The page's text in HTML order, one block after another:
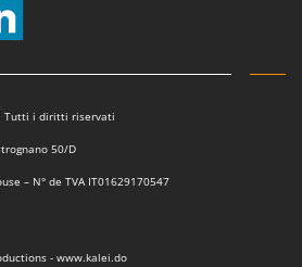
Tutti i diritti riservati
50/D
– N° de TVA IT01629170547
- www.kalei.do